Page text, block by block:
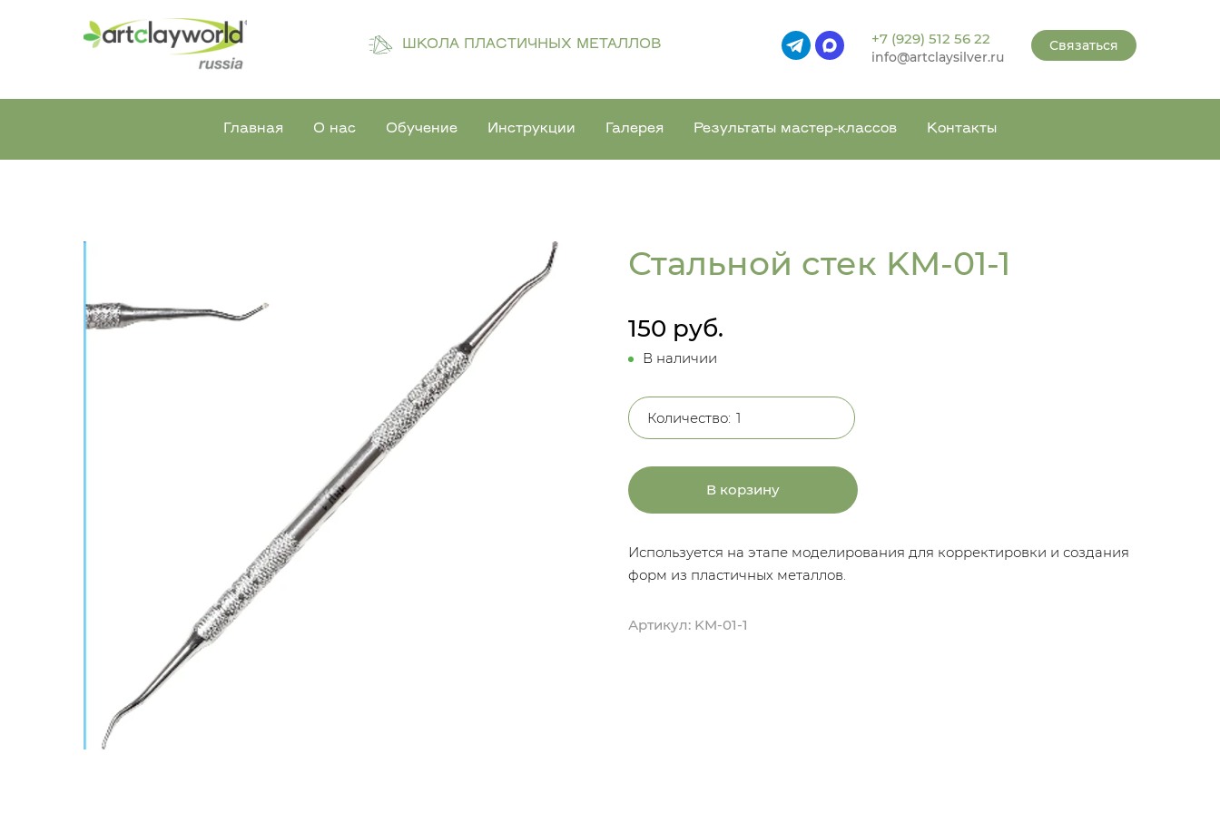
ШКОЛА ПЛАСТИЧНЫХ МЕТАЛЛОВ +7 (929) 512 56 22
info@artclaysilver.ru
Связаться
Главная О нас Обучение Инструкции Галерея Результаты мастер-классов Контакты
Стальной стек KM-01-1
150 руб.
В наличии
Количество:
В корзину
Используется на этапе моделирования для корректировки и создания
форм из пластичных металлов.
Артикул: KM-01-1